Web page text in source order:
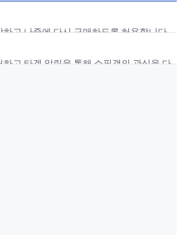
고 나중에 다시 구매하도록 허용합니다.
고 타겟 알림을 통해 쇼핑객의 관심을 다